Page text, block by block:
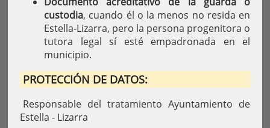
custodia, cuando él o la menos no resida en
Estella-Lizarra, pero la persona progenitora o
tutora legal sí esté empadronada en el
municipio.
PROTECCIÓN DE DATOS:
Responsable del tratamiento Ayuntamiento de
Estella - Lizarra